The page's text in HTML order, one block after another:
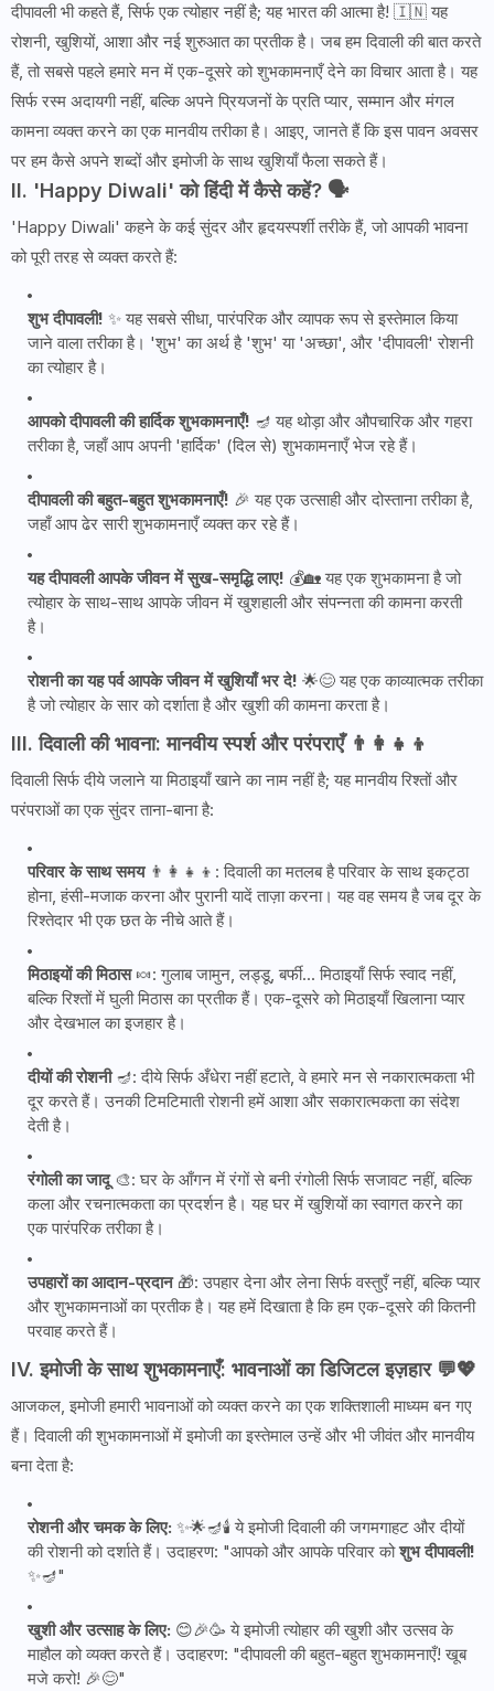
दीपावली भी कहते हैं, सिर्फ एक त्योहार नहीं है; यह भारत की आत्मा है! 🇮🇳 यह
रोशनी, खुशियों, आशा और नई शुरुआत का प्रतीक है। जब हम दिवाली की बात करते
हैं, तो सबसे पहले हमारे मन में एक-दूसरे को शुभकामनाएँ देने का विचार आता है। यह
सिर्फ रस्म अदायगी नहीं, बल्कि अपने प्रियजनों के प्रति प्यार, सम्मान और मंगल
कामना व्यक्त करने का एक मानवीय तरीका है। आइए, जानते हैं कि इस पावन अवसर
पर हम कैसे अपने शब्दों और इमोजी के साथ खुशियाँ फैला सकते हैं।
II. 'Happy Diwali' को हिंदी में कैसे कहें? 🗣️
'Happy Diwali' कहने के कई सुंदर और हृदयस्पर्शी तरीके हैं, जो आपकी भावना
को पूरी तरह से व्यक्त करते हैं:
शुभ दीपावली! ✨ यह सबसे सीधा, पारंपरिक और व्यापक रूप से इस्तेमाल किया
जाने वाला तरीका है। 'शुभ' का अर्थ है 'शुभ' या 'अच्छा', और 'दीपावली' रोशनी
का त्योहार है।
आपको दीपावली की हार्दिक शुभकामनाएँ! 🪔 यह थोड़ा और औपचारिक और गहरा
तरीका है, जहाँ आप अपनी 'हार्दिक' (दिल से) शुभकामनाएँ भेज रहे हैं।
दीपावली की बहुत-बहुत शुभकामनाएँ! 🎉 यह एक उत्साही और दोस्ताना तरीका है,
जहाँ आप ढेर सारी शुभकामनाएँ व्यक्त कर रहे हैं।
यह दीपावली आपके जीवन में सुख-समृद्धि लाए! 💰🏡 यह एक शुभकामना है जो
त्योहार के साथ-साथ आपके जीवन में खुशहाली और संपन्नता की कामना करती
है।
रोशनी का यह पर्व आपके जीवन में खुशियाँ भर दे! 🌟😊 यह एक काव्यात्मक तरीका
है जो त्योहार के सार को दर्शाता है और खुशी की कामना करता है।
III. दिवाली की भावना: मानवीय स्पर्श और परंपराएँ 👨‍👩‍👧‍👦
दिवाली सिर्फ दीये जलाने या मिठाइयाँ खाने का नाम नहीं है; यह मानवीय रिश्तों और
परंपराओं का एक सुंदर ताना-बाना है:
परिवार के साथ समय👨‍👩‍👧‍👦: दिवाली का मतलब है परिवार के साथ इकट्ठा
होना, हंसी-मजाक करना और पुरानी यादें ताज़ा करना। यह वह समय है जब दूर के
रिश्तेदार भी एक छत के नीचे आते हैं।
मिठाइयों की मिठास🍬: गुलाब जामुन, लड्डू, बर्फी... मिठाइयाँ सिर्फ स्वाद नहीं,
बल्कि रिश्तों में घुली मिठास का प्रतीक हैं। एक-दूसरे को मिठाइयाँ खिलाना प्यार
और देखभाल का इजहार है।
दीयों की रोशनी🪔: दीये सिर्फ अँधेरा नहीं हटाते, वे हमारे मन से नकारात्मकता भी
दूर करते हैं। उनकी टिमटिमाती रोशनी हमें आशा और सकारात्मकता का संदेश
देती है।
रंगोली का जादू🎨: घर के आँगन में रंगों से बनी रंगोली सिर्फ सजावट नहीं, बल्कि
कला और रचनात्मकता का प्रदर्शन है। यह घर में खुशियों का स्वागत करने का
एक पारंपरिक तरीका है।
उपहारों का आदान-प्रदान🎁: उपहार देना और लेना सिर्फ वस्तुएँ नहीं, बल्कि प्यार
और शुभकामनाओं का प्रतीक है। यह हमें दिखाता है कि हम एक-दूसरे की कितनी
परवाह करते हैं।
IV. इमोजी के साथ शुभकामनाएँ: भावनाओं का डिजिटल इज़हार 💬💖
आजकल, इमोजी हमारी भावनाओं को व्यक्त करने का एक शक्तिशाली माध्यम बन गए
हैं। दिवाली की शुभकामनाओं में इमोजी का इस्तेमाल उन्हें और भी जीवंत और मानवीय
बना देता है:
रोशनी और चमक के लिए: ✨🌟🪔🕯️ ये इमोजी दिवाली की जगमगाहट और दीयों
की रोशनी को दर्शाते हैं। उदाहरण: "आपको और आपके परिवार कोशुभ दीपावली!
✨🪔"
खुशी और उत्साह के लिए: 😊🎉🥳 ये इमोजी त्योहार की खुशी और उत्सव के
माहौल को व्यक्त करते हैं। उदाहरण: "दीपावली की बहुत-बहुत शुभकामनाएँ! खूब
मजे करो! 🎉😊"